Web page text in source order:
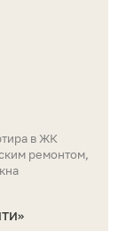
в ЖК
ремонтом,